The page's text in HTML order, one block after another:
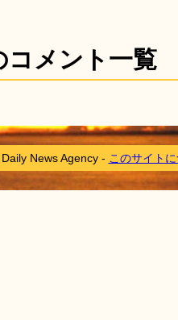
メント一覧
News Agency - このサイト